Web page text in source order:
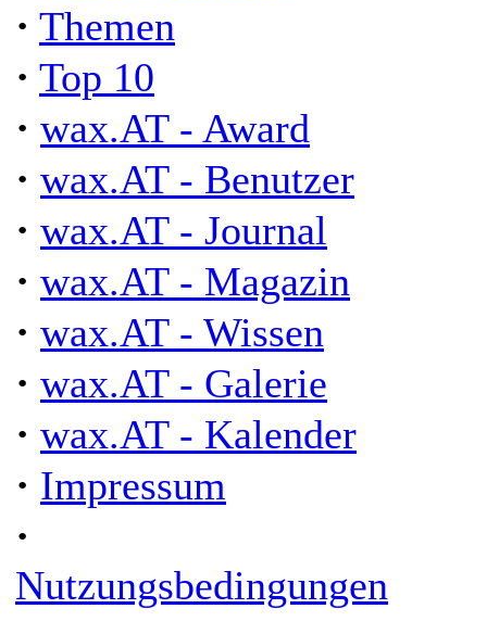
· Themen
· Top 10
· wax.AT - Award
· wax.AT - Benutzer
· wax.AT - Journal
· wax.AT - Magazin
· wax.AT - Wissen
· wax.AT - Galerie
· wax.AT - Kalender
· Impressum
·
Nutzungsbedingungen